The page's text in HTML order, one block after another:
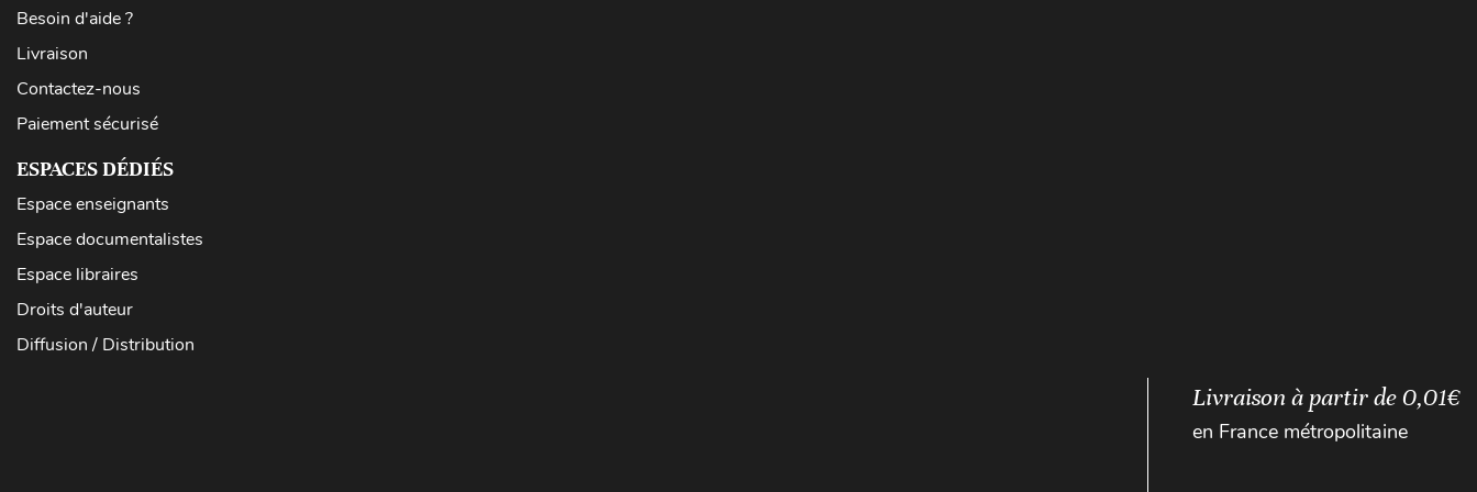
Besoin d'aide ?
Livraison
Contactez-nous
Paiement sécurisé
ESPACES DÉDIÉS
Espace enseignants
Espace documentalistes
Espace libraires
Droits d'auteur
Diffusion / Distribution
Livraison à partir de 0,01€
en France métropolitaine